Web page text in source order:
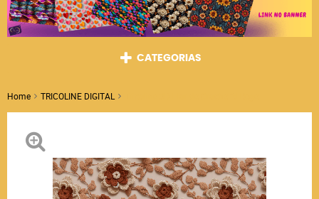
CATEGORIAS
Home TRICOLINE DIGITAL